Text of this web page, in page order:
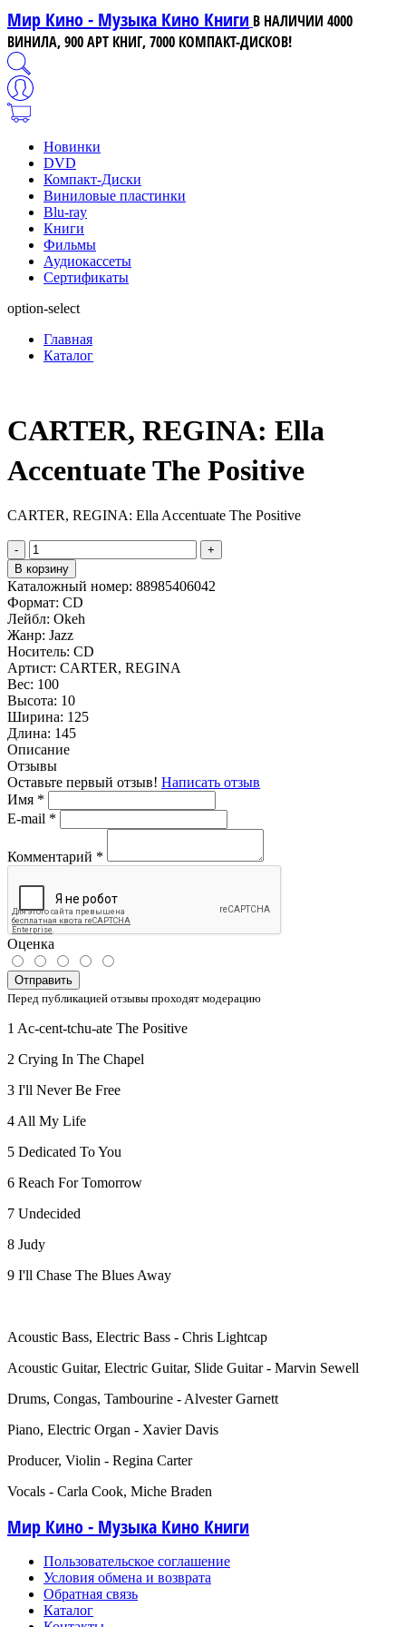
Мир Кино - Музыка Кино Книги В НАЛИЧИИ 4000
ВИНИЛА, 900 АРТ КНИГ, 7000 КОМПАКТ-ДИСКОВ!
Новинки
DVD
Компакт-Диски
Виниловые пластинки
Blu-ray
Книги
Фильмы
Аудиокассеты
Сертификаты
option-select
Главная
Каталог
CARTER, REGINA: Ella
Accentuate The Positive
CARTER, REGINA: Ella Accentuate The Positive
-
+
В корзину
Каталожный номер: 88985406042
Формат: CD
Лейбл: Okeh
Жанр: Jazz
Носитель: CD
Артист: CARTER, REGINA
Вес: 100
Высота: 10
Ширина: 125
Длина: 145
Описание
Отзывы
Оставьте первый отзыв! Написать отзыв
Имя *
E-mail *
Комментарий *
Оценка
Отправить
Перед публикацией отзывы проходят модерацию
1 Ac-cent-tchu-ate The Positive
2 Crying In The Chapel
3 I'll Never Be Free
4 All My Life
5 Dedicated To You
6 Reach For Tomorrow
7 Undecided
8 Judy
9 I'll Chase The Blues Away
Acoustic Bass, Electric Bass - Chris Lightcap
Acoustic Guitar, Electric Guitar, Slide Guitar - Marvin Sewell
Drums, Congas, Tambourine - Alvester Garnett
Piano, Electric Organ - Xavier Davis
Producer, Violin - Regina Carter
Vocals - Carla Cook, Miche Braden
Мир Кино - Музыка Кино Книги
Пользовательское соглашение
Условия обмена и возврата
Обратная связь
Каталог